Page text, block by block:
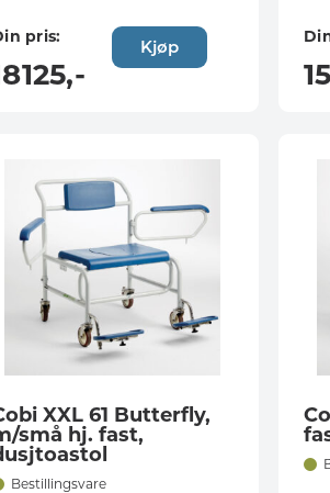
pris:
,-
Kjøp
XXL 61 Butterfly,
små hj. fast,
Bestillingsvare